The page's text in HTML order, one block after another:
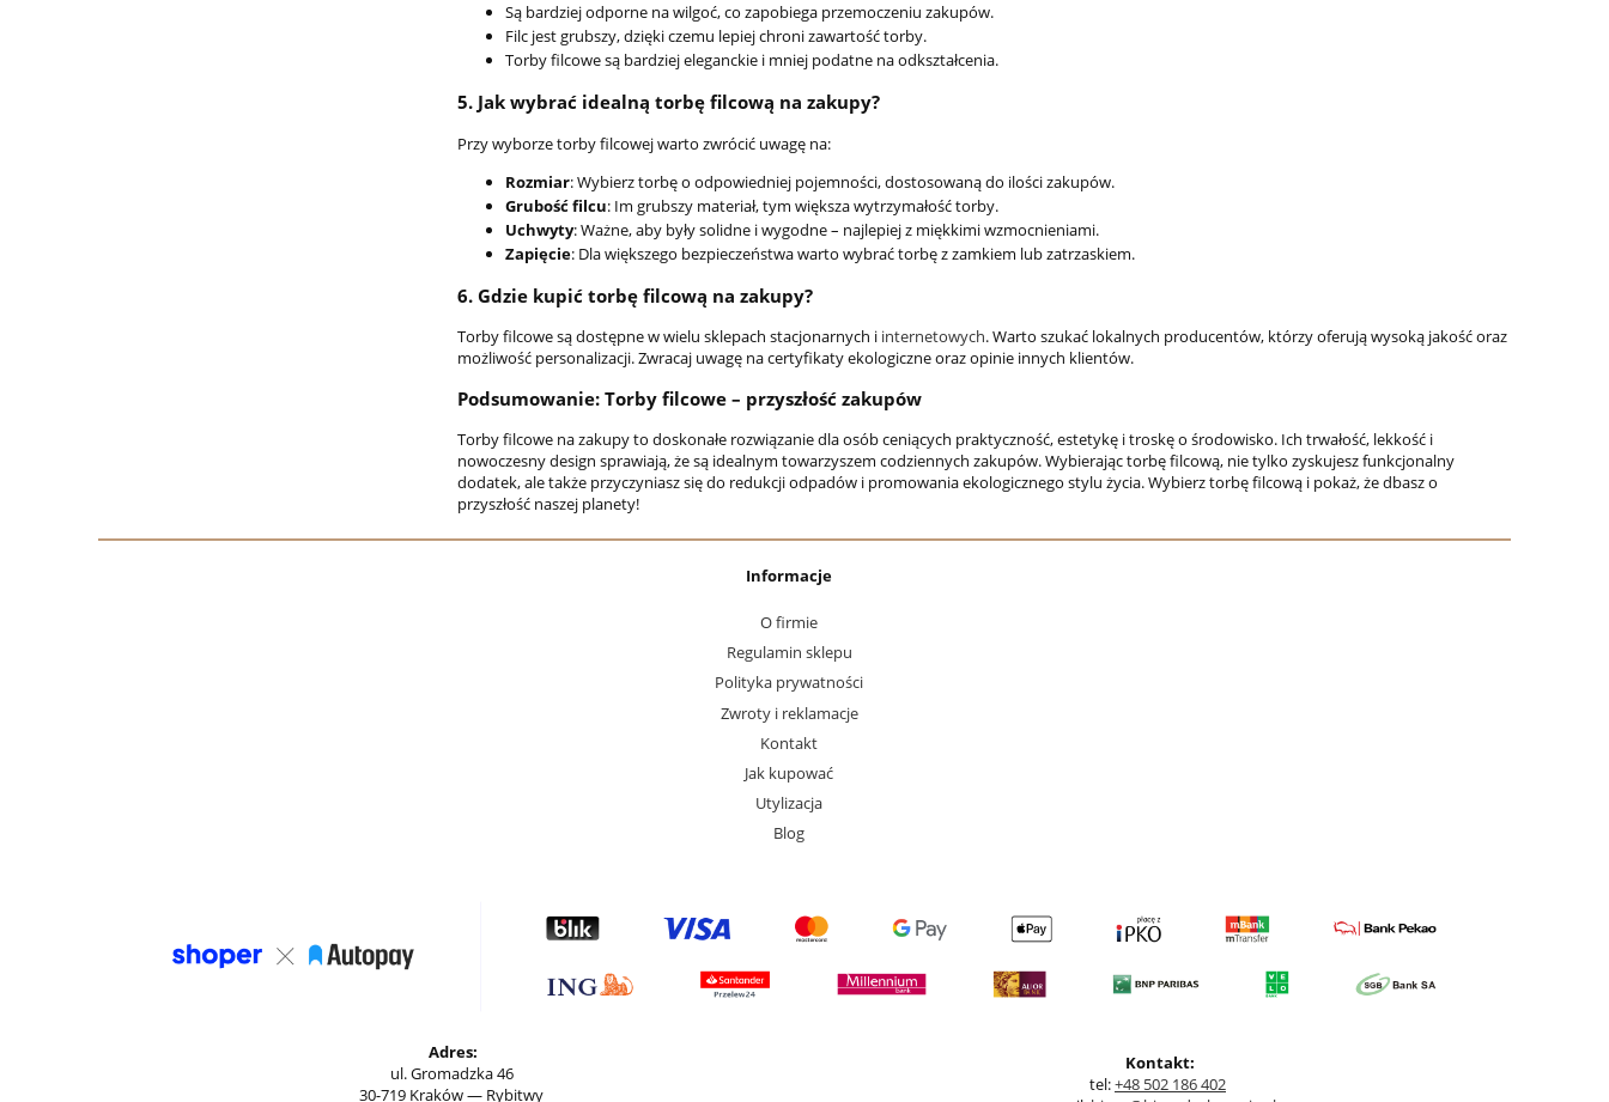
Są bardziej odporne na wilgoć, co zapobiega przemoczeniu zakupów.
Filc jest grubszy, dzięki czemu lepiej chroni zawartość torby.
Torby filcowe są bardziej eleganckie i mniej podatne na odkształcenia.
5. Jak wybrać idealną torbę filcową na zakupy?
Przy wyborze torby filcowej warto zwrócić uwagę na:
Rozmiar: Wybierz torbę o odpowiedniej pojemności, dostosowaną do ilości zakupów.
Grubość filcu: Im grubszy materiał, tym większa wytrzymałość torby.
Uchwyty: Ważne, aby były solidne i wygodne – najlepiej z miękkimi wzmocnieniami.
Zapięcie: Dla większego bezpieczeństwa warto wybrać torbę z zamkiem lub zatrzaskiem.
6. Gdzie kupić torbę filcową na zakupy?
Torby filcowe są dostępne w wielu sklepach stacjonarnych i internetowych. Warto szukać lokalnych producentów, którzy oferują wysoką jakość oraz
możliwość personalizacji. Zwracaj uwagę na certyfikaty ekologiczne oraz opinie innych klientów.
Podsumowanie: Torby filcowe – przyszłość zakupów
Torby filcowe na zakupy to doskonałe rozwiązanie dla osób ceniących praktyczność, estetykę i troskę o środowisko. Ich trwałość, lekkość i
nowoczesny design sprawiają, że są idealnym towarzyszem codziennych zakupów. Wybierając torbę filcową, nie tylko zyskujesz funkcjonalny
dodatek, ale także przyczyniasz się do redukcji odpadów i promowania ekologicznego stylu życia. Wybierz torbę filcową i pokaż, że dbasz o
przyszłość naszej planety!
Informacje
O firmie
Regulamin sklepu
Polityka prywatności
Zwroty i reklamacje
Kontakt
Jak kupować
Utylizacja
Blog
Adres:
ul. Gromadzka 46
30-719 Kraków — Rybitwy
Kontakt:
tel:+48 502 186 402